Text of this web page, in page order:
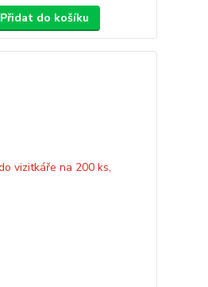
Přidat do košíku